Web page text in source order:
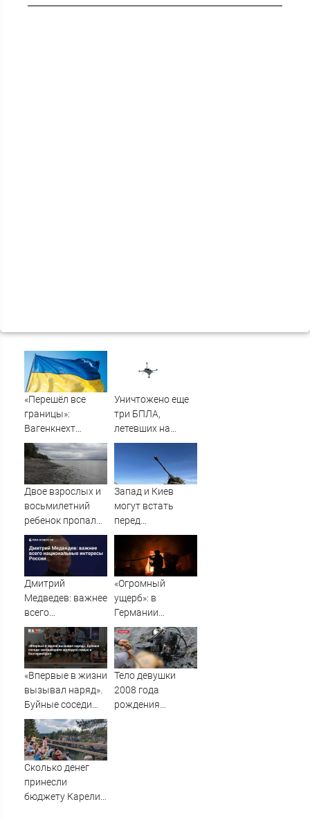
«Перешёл все
границы»:
Вагенкнехт
жёстко ответила
послу Украины
Уничтожено еще
три БПЛА,
летевших на
Москву
Двое взрослых и
восьмилетний
ребенок пропали
во время сплава
по реке
08/08/2026 –
Новости
Запад и Киев
могут встать
перед
необходимостью
выполнить
условия Путина
Дмитрий
Медведев: важнее
всего
национальные
интересы России
«Огромный
ущерб»: в
Германии
рассказали об
ударах ВС России
по Украине
«Впервые в жизни
вызывал наряд».
Буйные соседи
закошмарили
молодую семью в
Екатеринбурге
Тело девушки
2008 года
рождения
Сколько денег
принесли
бюджету Карелии